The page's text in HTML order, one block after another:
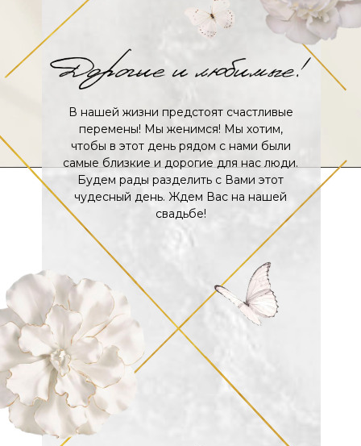
В нашей жизни предстоят счастливые
перемены! Мы женимся! Мы хотим,
чтобы в этот день рядом с нами были
самые близкие и дорогие для нас люди.
Будем рады разделить с Вами этот
чудесный день. Ждем Вас на нашей
свадьбе!